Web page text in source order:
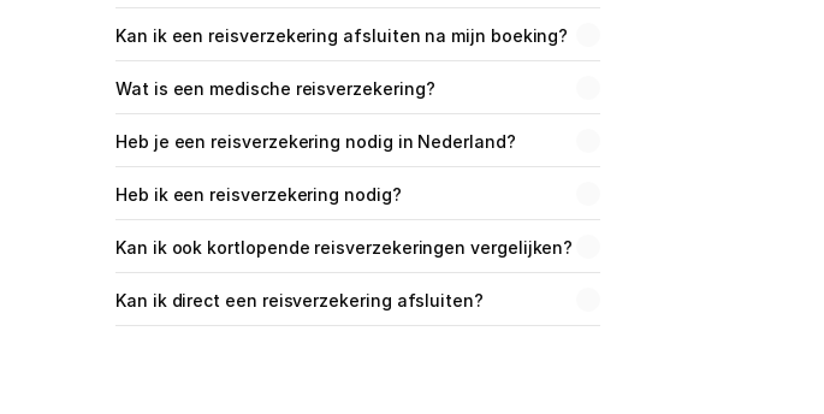
Kan ik een reisverzekering afsluiten na mijn boeking?
Wat is een medische reisverzekering?
Heb je een reisverzekering nodig in Nederland?
Heb ik een reisverzekering nodig?
Kan ik ook kortlopende reisverzekeringen vergelijken?
Kan ik direct een reisverzekering afsluiten?